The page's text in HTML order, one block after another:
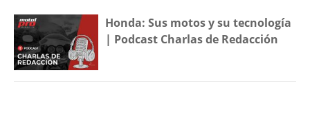
Honda: Sus motos y su tecnología
| Podcast Charlas de Redacción